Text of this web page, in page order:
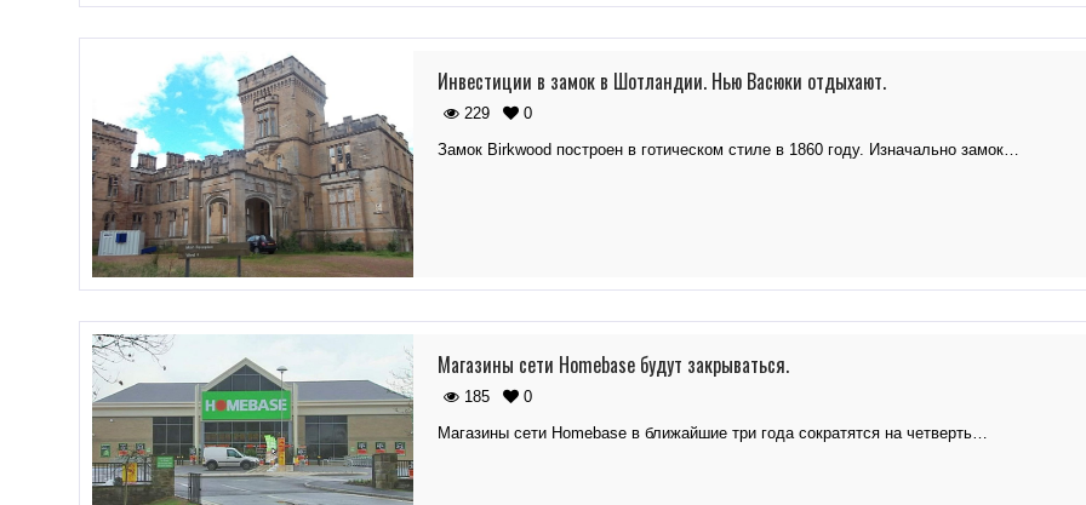
Инвестиции в замок в Шотландии. Нью Васюки отдыхают.
229
0
Замок Birkwood построен в готическом стиле в 1860 году. Изначально замок…
Магазины сети Homebase будут закрываться.
185
0
Магазины сети Homebase в ближайшие три года сократятся на четверть…